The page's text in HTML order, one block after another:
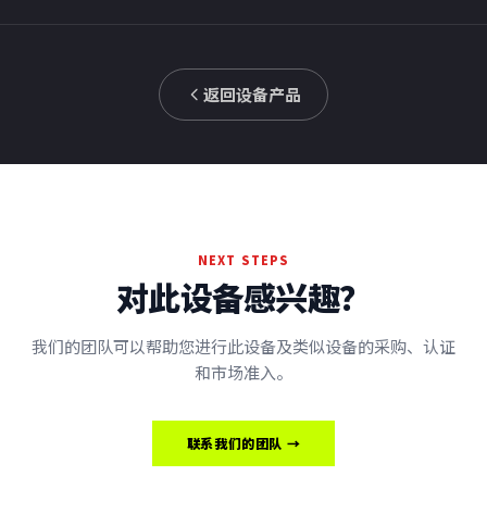
返回设备产品
NEXT STEPS
对此设备感兴趣？
我们的团队可以帮助您进行此设备及类似设备的采购、认证
和市场准入。
联系我们的团队 →